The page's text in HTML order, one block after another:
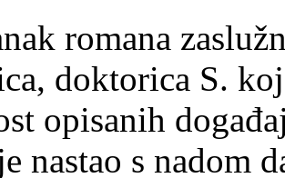
romana
doktorica S.
opisanih
nastao s nadom